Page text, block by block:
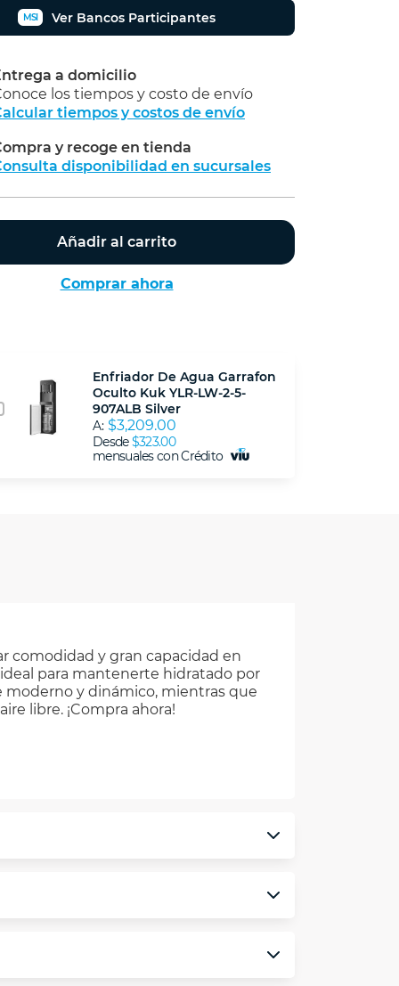
MSI Ver Bancos Participantes
a domicilio
los tiempos y costo de envío
tiempos y costos de envío
Calcular
y recoge en tienda
disponibilidad en sucursales
Añadir al carrito
Comprar ahora
Enfriador De Agua Garrafon
Oculto Kuk YLR-LW-2-5-
907ALB Silver
A: $3,209.00
Desde$323.00
mensuales con Crédito
comodidad y gran capacidad en
para mantenerte hidratado por
y dinámico, mientras que
libre. ¡Compra ahora!